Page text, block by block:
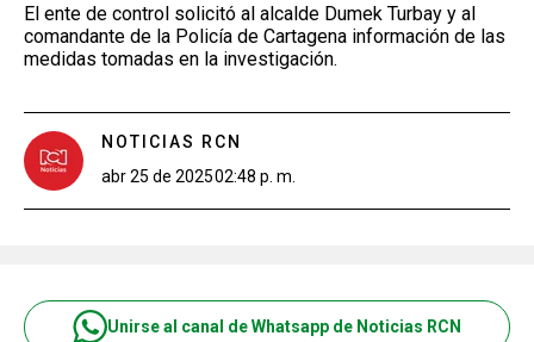
El ente de control solicitó al alcalde Dumek Turbay y al
comandante de la Policía de Cartagena información de las
medidas tomadas en la investigación.
NOTICIAS RCN
abr 25 de 202502:48 p. m.
Unirse al canal de Whatsapp de Noticias RCN